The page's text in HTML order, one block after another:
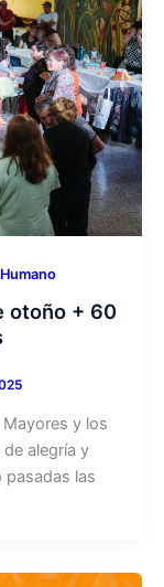
otoño + 60
y los
alegría y
pasadas las